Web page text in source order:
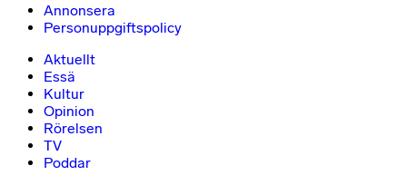
Annonsera
Personuppgiftspolicy
Aktuellt
Essä
Kultur
Opinion
Rörelsen
TV
Poddar